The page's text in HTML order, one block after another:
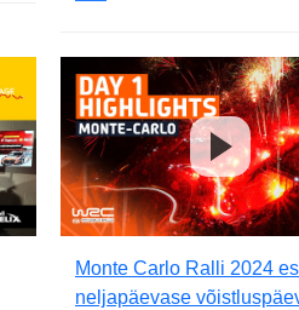
Monte Carlo Ralli 2024
neljapäevase